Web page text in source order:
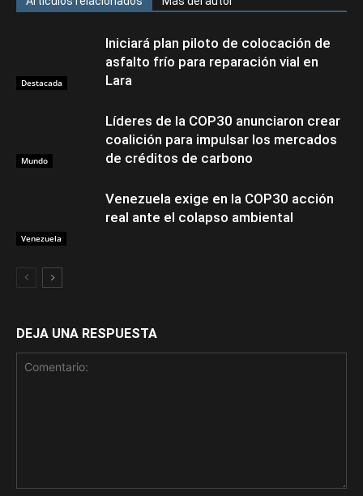
Destacada
Iniciará plan piloto de colocación de
asfalto frío para reparación vial en
Lara
Mundo
Líderes de la COP30 anunciaron crear
coalición para impulsar los mercados
de créditos de carbono
Venezuela
Venezuela exige en la COP30 acción
real ante el colapso ambiental
DEJA UNA RESPUESTA